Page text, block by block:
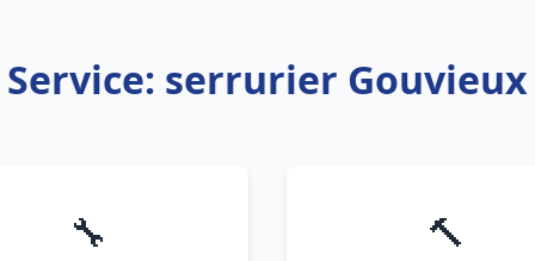
Service: serrurier Gouvieux
🔧 🔨